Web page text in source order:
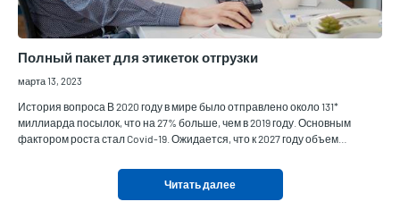
Полный пакет для этикеток отгрузки
марта 13, 2023
История вопроса В 2020 году в мире было отправлено около 131*
миллиарда посылок, что на 27% больше, чем в 2019 году. Основным
фактором роста стал Covid-19. Ожидается, что к 2027 году объем…
Читать далее